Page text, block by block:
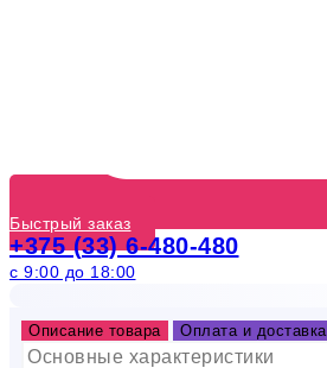
Быстрый заказ
+375 (33) 6-480-480
с 9:00 до 18:00
Описание товара Оплата и доставка
Основные характеристики